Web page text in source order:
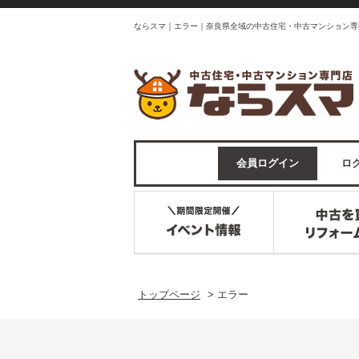
ならスマ｜エラー｜奈良県全域の中古住宅・中古マンション
会員ログイン ロ
トップページ > エラー